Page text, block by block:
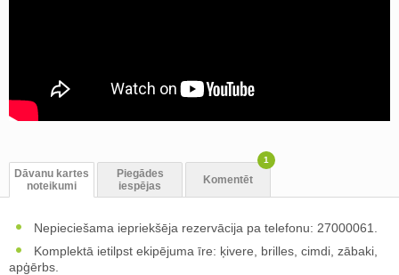
Dāvanu kartes
noteikumi
Piegādes
iespējas
Komentēt
1
Nepieciešama iepriekšēja rezervācija pa telefonu: 27000061.
Komplektā ietilpst ekipējuma īre: ķivere, brilles, cimdi, zābaki,
apģērbs.